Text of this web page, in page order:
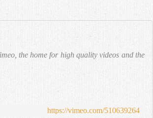
the home for high quality videos and the
https://vimeo.com/510639264